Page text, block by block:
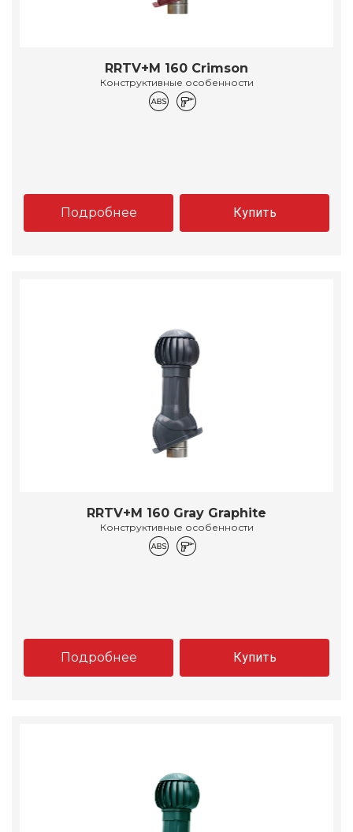
RRTV+M 160 Crimson
Конструктивные особенности
Подробнее Купить
RRTV+M 160 Gray Graphite
Конструктивные особенности
Подробнее Купить